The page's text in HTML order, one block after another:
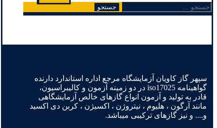
صفحه‌بندی
1
2
جستجو
برای:
سپهر گاز کاویان آزمایشگاه مرجع اداره استاندارد دارنده
گواهینامه iso17025 در دو زمینه آزمون و کالیبراسیون،
قادر به تولید و آزمون انواع گازهای خالص آزمایشگاهی
مانند آرگون ، هلیوم ، نیتروژن ، اکسیژن ، کربن دی اکسید
و.... و نیز گازهای ترکیبی میباشد.